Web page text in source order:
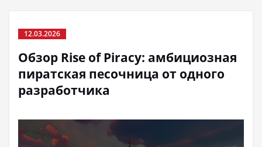
12.03.2026
Обзор Rise of Piracy: амбициозная
пиратская песочница от одного
разработчика